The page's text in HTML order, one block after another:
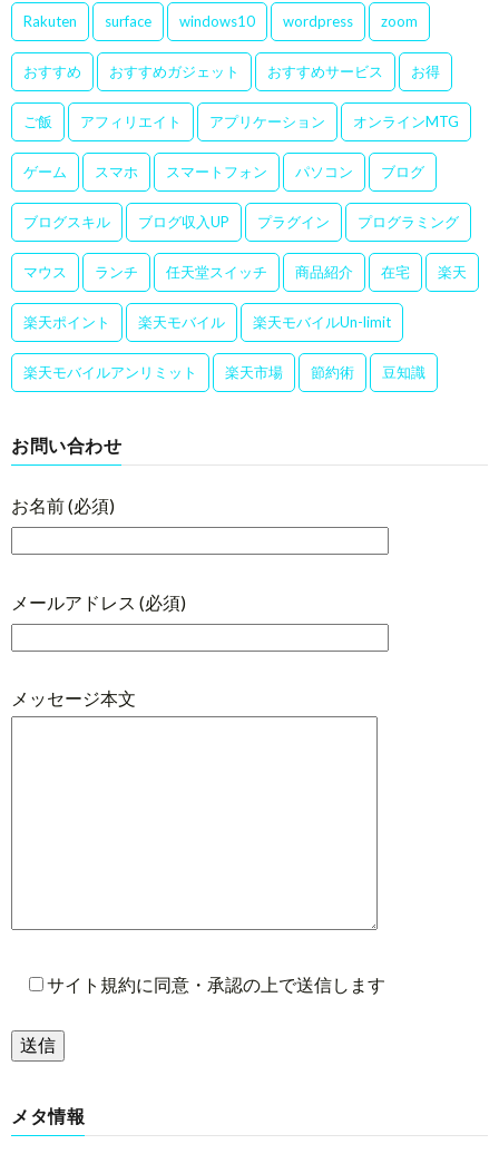
Rakuten surface windows10 wordpress zoom
おすすめ おすすめガジェット おすすめサービス お得
ご飯 アフィリエイト アプリケーション オンラインMTG
ゲーム スマホ スマートフォン パソコン ブログ
ブログスキル ブログ収入UP プラグイン プログラミング
マウス ランチ 任天堂スイッチ 商品紹介 在宅 楽天
楽天ポイント 楽天モバイル 楽天モバイルUn-limit
楽天モバイルアンリミット 楽天市場 節約術 豆知識
お問い合わせ
お名前 (必須)
メールアドレス (必須)
メッセージ本文
サイト規約に同意・承認の上で送信します
メタ情報